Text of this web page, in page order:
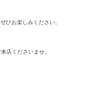
ひお楽しみください。
店くださいませ。